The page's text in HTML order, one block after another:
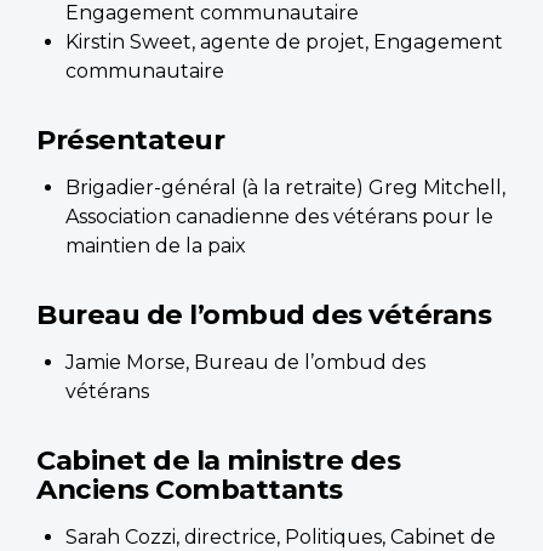
Engagement communautaire
Kirstin Sweet, agente de projet, Engagement
communautaire
Présentateur
Brigadier-général (à la retraite) Greg Mitchell,
Association canadienne des vétérans pour le
maintien de la paix
Bureau de l’ombud des vétérans
Jamie Morse, Bureau de l’ombud des
vétérans
Cabinet de la ministre des
Anciens Combattants
Sarah Cozzi, directrice, Politiques, Cabinet de